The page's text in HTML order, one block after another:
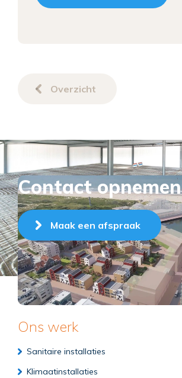
Overzicht
Contact opnemen
Maak een afspraak
Ons werk
Sanitaire installaties
Klimaatinstallaties